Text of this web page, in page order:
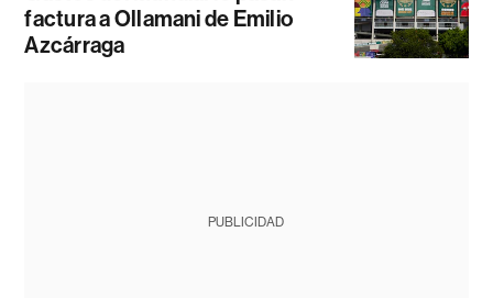
factura a Ollamani de Emilio
Azcárraga
PUBLICIDAD